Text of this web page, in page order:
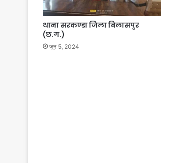
थाना सरकण्डा जिला बिलासपुर
(छ.ग.)
जून 5, 2024